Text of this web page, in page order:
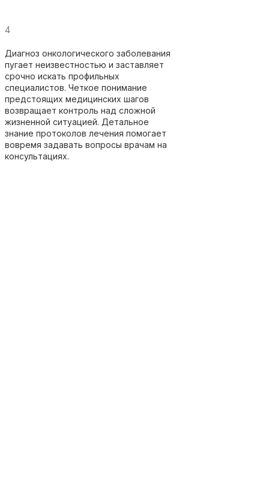
4
Диагноз онкологического заболевания
пугает неизвестностью и заставляет
срочно искать профильных
специалистов. Четкое понимание
предстоящих медицинских шагов
возвращает контроль над сложной
жизненной ситуацией. Детальное
знание протоколов лечения помогает
вовремя задавать вопросы врачам на
консультациях.